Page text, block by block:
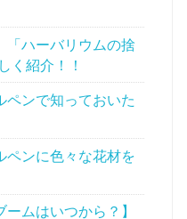
「ハーバリウムの捨
く紹介！！
ペンで知っておいた
ペンに色々な花材を
ームはいつから？】